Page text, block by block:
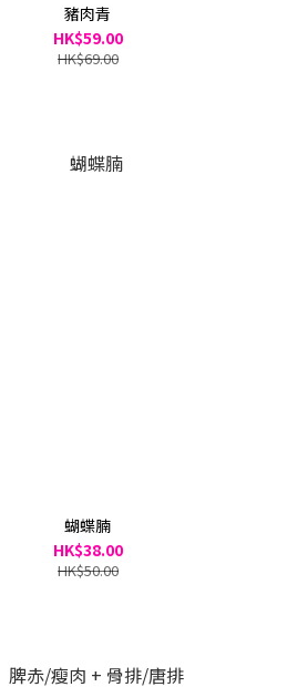
豬肉青
HK$59.00
HK$69.00
蝴蝶腩
HK$38.00
HK$50.00